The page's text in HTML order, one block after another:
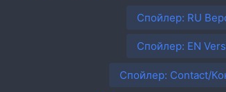
Спойлер: RU
Спойлер: EN
Спойлер: Contact/